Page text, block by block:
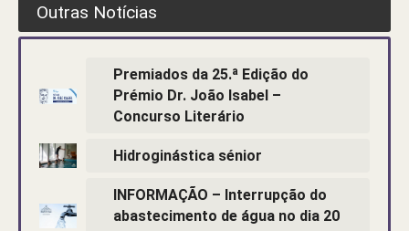
Outras Notícias
Premiados da 25.ª Edição do
Prémio Dr. João Isabel –
Concurso Literário
Hidroginástica sénior
INFORMAÇÃO – Interrupção do
abastecimento de água no dia 20